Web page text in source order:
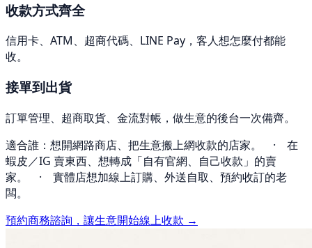
收款方式齊全
信用卡、ATM、超商代碼、LINE Pay，客人想怎麼付都能
收。
接單到出貨
訂單管理、超商取貨、金流對帳，做生意的後台一次備齊。
適合誰： 想開網路商店、把生意搬上網收款的店家。 · 在
蝦皮／IG 賣東西、想轉成「自有官網、自己收款」的賣
家。 · 實體店想加線上訂購、外送自取、預約收訂的老
闆。
預約商務諮詢，讓生意開始線上收款 →